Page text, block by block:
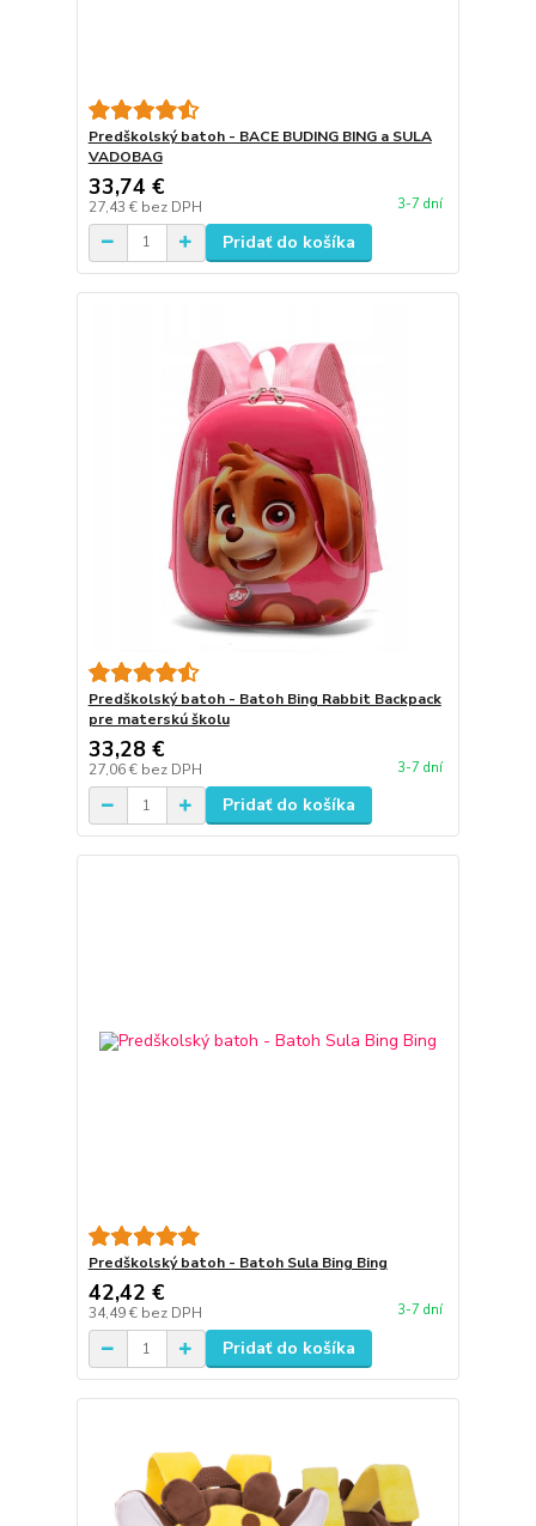
Predškolský batoh - BACE BUDING BING a SULA
VADOBAG
33,74 €
27,43 € bez DPH 3-7 dní
Pridať do košíka
Predškolský batoh - Batoh Bing Rabbit Backpack
pre materskú školu
33,28 €
27,06 € bez DPH 3-7 dní
Pridať do košíka
Predškolský batoh - Batoh Sula Bing Bing
42,42 €
34,49 € bez DPH 3-7 dní
Pridať do košíka